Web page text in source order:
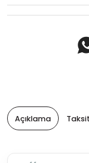
Açıklama